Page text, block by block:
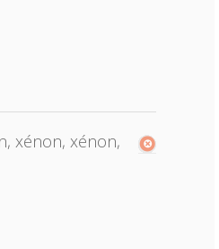
xénon, xénon,